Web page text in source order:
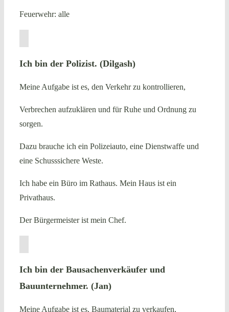
Feuerwehr: alle
Ich bin der Polizist. (Dilgash)
Meine Aufgabe ist es, den Verkehr zu kontrollieren,
Verbrechen aufzuklären und für Ruhe und Ordnung zu
sorgen.
Dazu brauche ich ein Polizeiauto, eine Dienstwaffe und
eine Schusssichere Weste.
Ich habe ein Büro im Rathaus. Mein Haus ist ein
Privathaus.
Der Bürgermeister ist mein Chef.
Ich bin der Bausachenverkäufer und
Bauunternehmer. (Jan)
Meine Aufgabe ist es, Baumaterial zu verkaufen,